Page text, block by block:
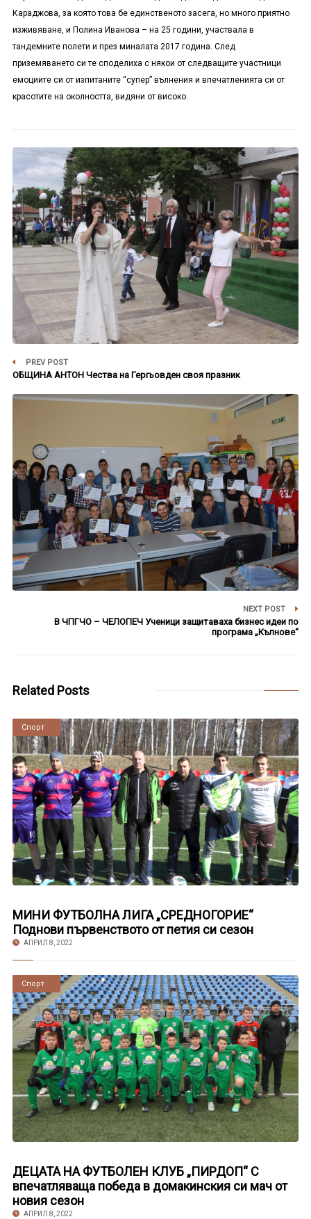
Караджова, за която това бе единственото засега, но много приятно
изживяване, и Полина Иванова – на 25 години, участвала в
тандемните полети и през миналата 2017 година. След
приземяването си те споделиха с някои от следващите участници
емоциите си от изпитаните “супер” вълнения и впечатленията си от
красотите на околността, видяни от високо.
PREV POST
ОБЩИНА АНТОН Чества на Гергьовден своя празник
NEXT POST
В ЧПГЧО – ЧЕЛОПЕЧ Ученици защитаваха бизнес идеи по
програма „Кълнове“
Related Posts
Новини
Спорт
МИНИ ФУТБОЛНА ЛИГА „СРЕДНОГОРИЕ“
Поднови първенството от петия си сезон
АПРИЛ 8, 2022
Новини
Спорт
ДЕЦАТА НА ФУТБОЛЕН КЛУБ „ПИРДОП“ С
впечатляваща победа в домакинския си мач от
новия сезон
АПРИЛ 8, 2022